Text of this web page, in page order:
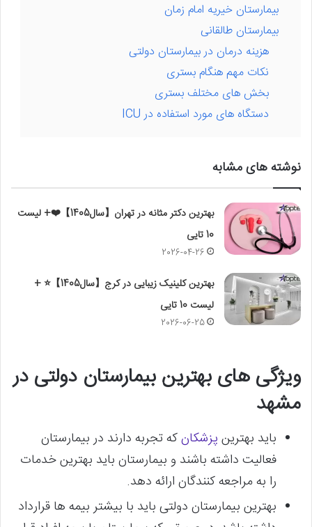
بیمارستان خیریه امام زمان
بیمارستان طالقانی
هزینه درمان در بیمارستان دولتی
نکات مهم هنگام بستری
بخش های مختلف بستری
دستگاه های مورد استفاده در ICU
نوشته های مشابه
بهترین دکتر مثانه در تهران【سال1405】❤️+ لیست
10 تایی
2026-04-26
بهترین کلینیک زیبایی در کرج【سال1405】⭐ +
لیست 10 تایی
2026-06-25
ویژگی های بهترین بیمارستان دولتی در
مشهد
باید بهترین پزشکانکه تجربه دارند در بیمارستان
فعالیت داشته باشند و بیمارستان باید بهترین خدمات
را به مراجعه کنندگان ارائه دهد.
بهترین بیمارستان دولتی باید با بیشتر بیمه ها قرارداد